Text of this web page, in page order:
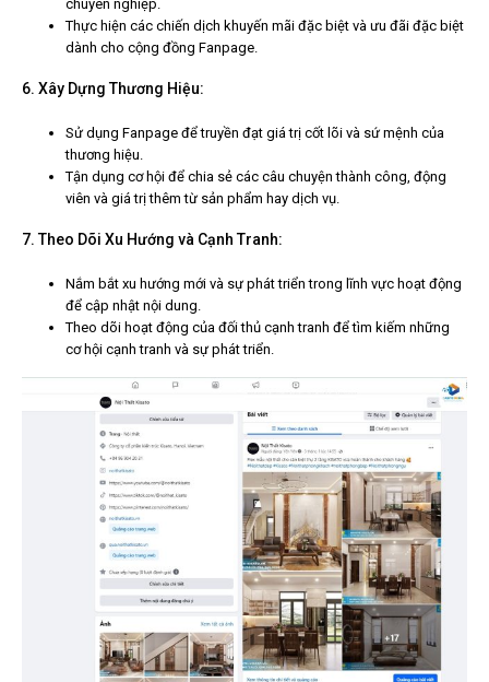
chuyên nghiệp.
Thực hiện các chiến dịch khuyến mãi đặc biệt và ưu đãi đặc biệt
dành cho cộng đồng Fanpage.
6. Xây Dựng Thương Hiệu:
Sử dụng Fanpage để truyền đạt giá trị cốt lõi và sứ mệnh của
thương hiệu.
Tận dụng cơ hội để chia sẻ các câu chuyện thành công, động
viên và giá trị thêm từ sản phẩm hay dịch vụ.
7. Theo Dõi Xu Hướng và Cạnh Tranh:
Nắm bắt xu hướng mới và sự phát triển trong lĩnh vực hoạt động
để cập nhật nội dung.
Theo dõi hoạt động của đối thủ cạnh tranh để tìm kiếm những
cơ hội cạnh tranh và sự phát triển.